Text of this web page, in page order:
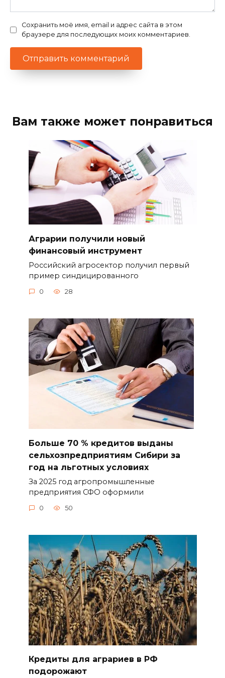
Сохранить моё имя, email и адрес сайта в этом
браузере для последующих моих комментариев.
Вам также может понравиться
Аграрии получили новый
финансовый инструмент
Российский агросектор получил первый
пример синдицированного
0 28
Больше 70 % кредитов выданы
сельхозпредприятиям Сибири за
год на льготных условиях
За 2025 год агропромышленные
предприятия СФО оформили
0 50
Кредиты для аграриев в РФ
подорожают